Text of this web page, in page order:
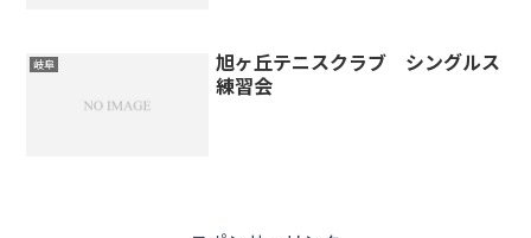
岐阜
旭ヶ丘テニスクラブ シングルス
練習会